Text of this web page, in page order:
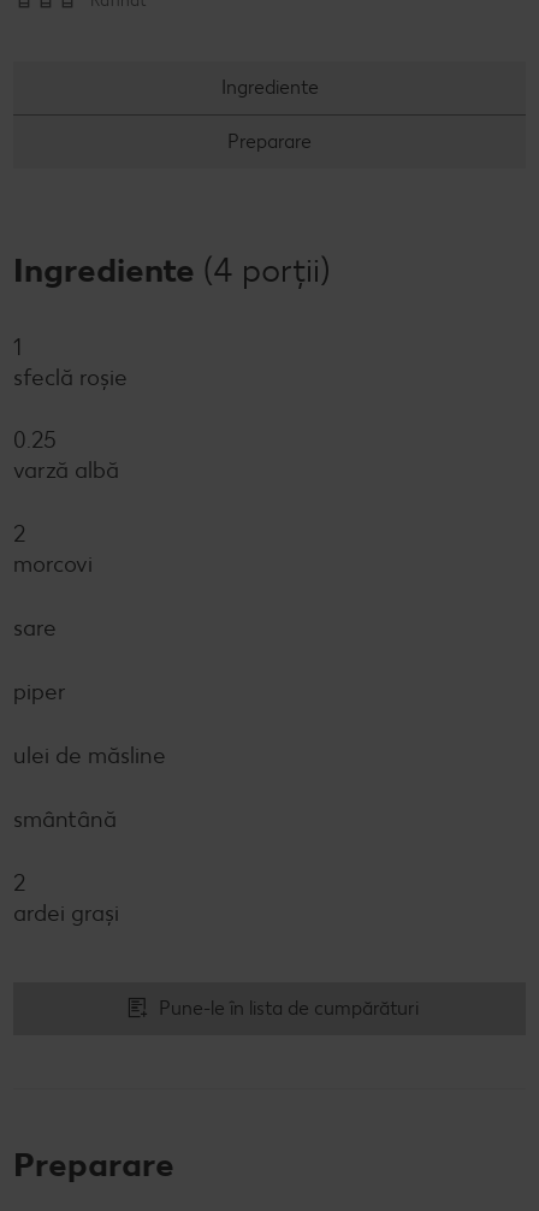
Ingrediente
Preparare
Ingrediente (4 porții)
1
sfeclă roșie
0.25
varză albă
2
morcovi
sare
piper
ulei de măsline
smântână
2
ardei grași
Pune-le în lista de cumpărături
Preparare